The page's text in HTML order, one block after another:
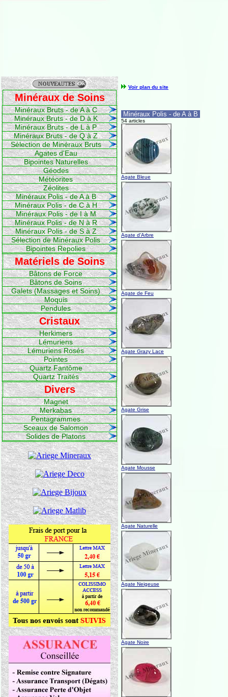
Minéraux de Soins
Minéraux Bruts - de A à C
Minéraux Bruts - de D à K
Minéraux Bruts - de L à P
Minéraux Bruts - de Q à Z
Sélection de Minéraux Bruts
Agates d'Eau
Bipointes Naturelles
Géodes
Météorites
Zéolites
Minéraux Polis - de A à B
Minéraux Polis - de C à H
Minéraux Polis - de I à M
Minéraux Polis - de N à R
Minéraux Polis - de S à Z
Sélection de Minéraux Polis
Bipointes Repolies
Matériels de Soins
Bâtons de Force
Bâtons de Soins
Galets (Massages et Soins)
Moquis
Pendules
Cristaux
Herkimers
Lémuriens
Lémuriens Rosés
Pointes
Quartz Fantôme
Quartz Traités
Divers
Magnet
Merkabas
Pentagrammes
Sceaux de Salomon
Solides de Platons
Voir plan du site
Minéraux Polis - de A à B
54 articles
Agate Bleue
Agate d'Arbre
Agate de Feu
Agate Grazy Lace
Agate Grise
Agate Mousse
Agate Naturelle
Agate Neigeuse
Agate Noire